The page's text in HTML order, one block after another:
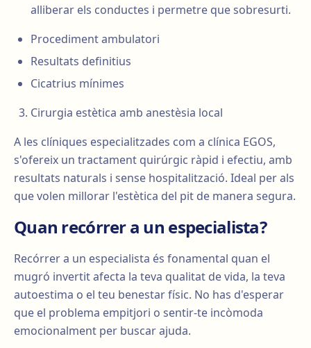
alliberar els conductes i permetre que sobresurti.
Procediment ambulatori
Resultats definitius
Cicatrius mínimes
Cirurgia estètica amb anestèsia local
A les clíniques especialitzades com a clínica EGOS,
s'ofereix un tractament quirúrgic ràpid i efectiu, amb
resultats naturals i sense hospitalització. Ideal per als
que volen millorar l'estètica del pit de manera segura.
Quan recórrer a un especialista?
Recórrer a un especialista és fonamental quan el
mugró invertit afecta la teva qualitat de vida, la teva
autoestima o el teu benestar físic. No has d'esperar
que el problema empitjori o sentir-te incòmoda
emocionalment per buscar ajuda.